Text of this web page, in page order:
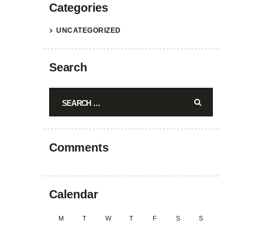
Categories
UNCATEGORIZED
Search
Comments
Calendar
M T W T F S
S